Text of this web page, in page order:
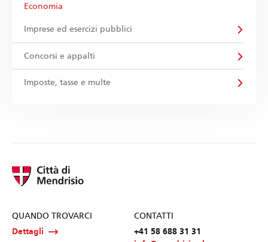
Economia
Imprese ed esercizi pubblici
Concorsi e appalti
Imposte, tasse e multe
QUANDO TROVARCI
Dettagli
CONTATTI
+41 58 688 31 31